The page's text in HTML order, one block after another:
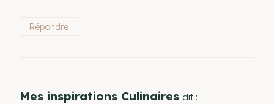
Répondre
Mes inspirations Culinaires dit :